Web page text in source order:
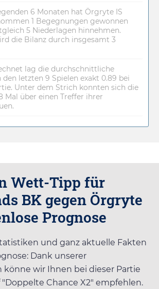
6 Monaten hat Örgryte IS
1 Begegnungen gewonnen
5 Niederlagen hinnehmen.
die Bilanz durch insgesamt 3
lag die durchschnittliche
letzten 9 Spielen exakt 0.89 bei
Unter dem Strich konnten sich die
Mal über einen Treffer ihrer
Wett-Tipp für
BK gegen Örgryte
Prognose
und ganz aktuelle Fakten
Dank unserer
könne wir Ihnen bei dieser Partie
Chance X2" empfehlen.